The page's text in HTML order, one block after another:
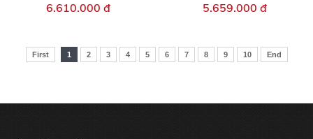
6.610.000 đ 5.659.000 đ
First 1 2 3 4 5 6 7 8 9 10 End